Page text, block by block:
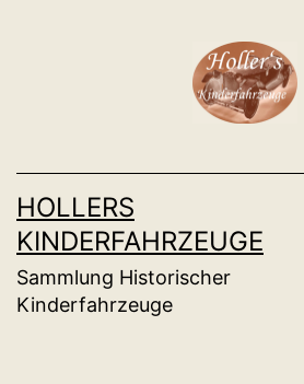
HOLLERS
KINDERFAHRZEUGE
Sammlung Historischer
Kinderfahrzeuge